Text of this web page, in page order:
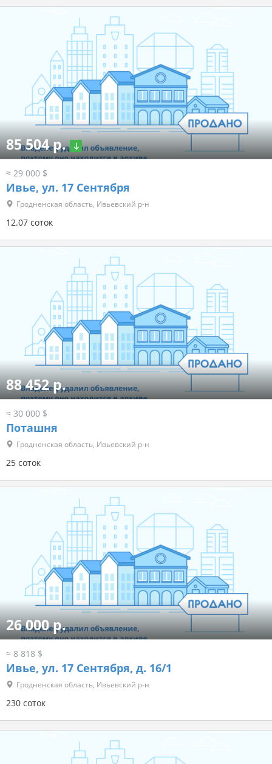
85 504 р.
≈ 29 000 $
Ивье, ул. 17 Сентября
Гродненская область, Ивьевский р-н
12.07 соток
88 452 р.
≈ 30 000 $
Поташня
Гродненская область, Ивьевский р-н
25 соток
26 000 р.
≈ 8 818 $
Ивье, ул. 17 Сентября, д. 16/1
Гродненская область, Ивьевский р-н
230 соток